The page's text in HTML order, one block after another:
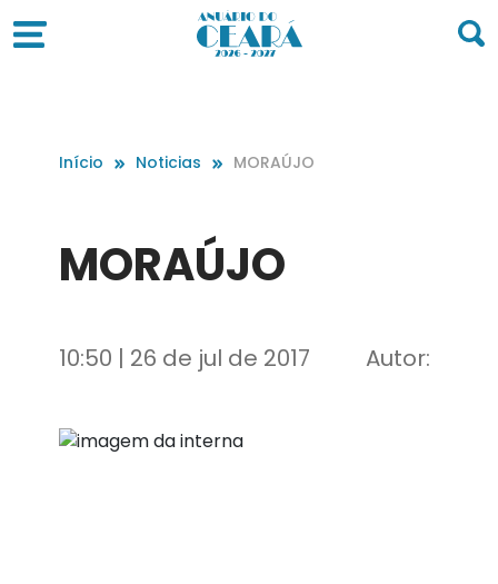
Início Noticias MORAÚJO
MORAÚJO
10:50 | 26 de jul de 2017 Autor: